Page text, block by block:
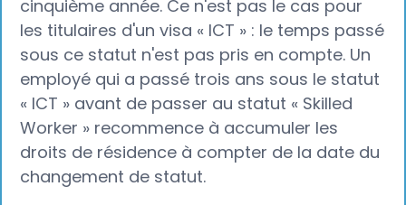
cinquième année. Ce n'est pas le cas pour
les titulaires d'un visa « ICT » : le temps passé
sous ce statut n'est pas pris en compte. Un
employé qui a passé trois ans sous le statut
« ICT » avant de passer au statut « Skilled
Worker » recommence à accumuler les
droits de résidence à compter de la date du
changement de statut.